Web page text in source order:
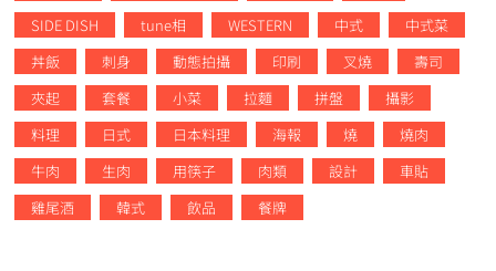
SIDE DISH
tune相 WESTERN 中式
中式菜
丼飯
刺身 動態拍攝 印刷 叉燒
壽司
夾起
套餐 小菜 拉麵 拼盤
攝影
料理
日式 日本料理 海報 燒
燒肉
牛肉
生肉 用筷子 肉類 設計
車貼
雞尾酒
韓式 飲品 餐牌